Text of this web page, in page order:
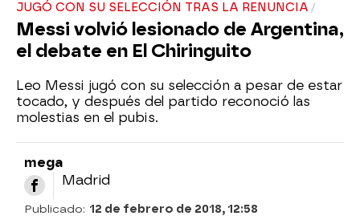
JUGÓ CON SU SELECCIÓN TRAS LA RENUNCIA
Messi volvió lesionado de Argentina,
el debate en El Chiringuito
Leo Messi jugó con su selección a pesar de estar
tocado, y después del partido reconoció las
molestias en el pubis.
mega
Madrid
Publicado: 12 de febrero de 2018, 12:58